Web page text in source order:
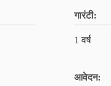
गारंटी:
1 वर्ष
आवेदन: